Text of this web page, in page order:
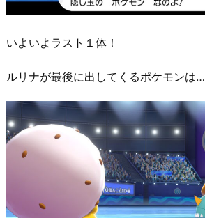
いよいよラスト１体！
ルリナが最後に出してくるポケモンは…